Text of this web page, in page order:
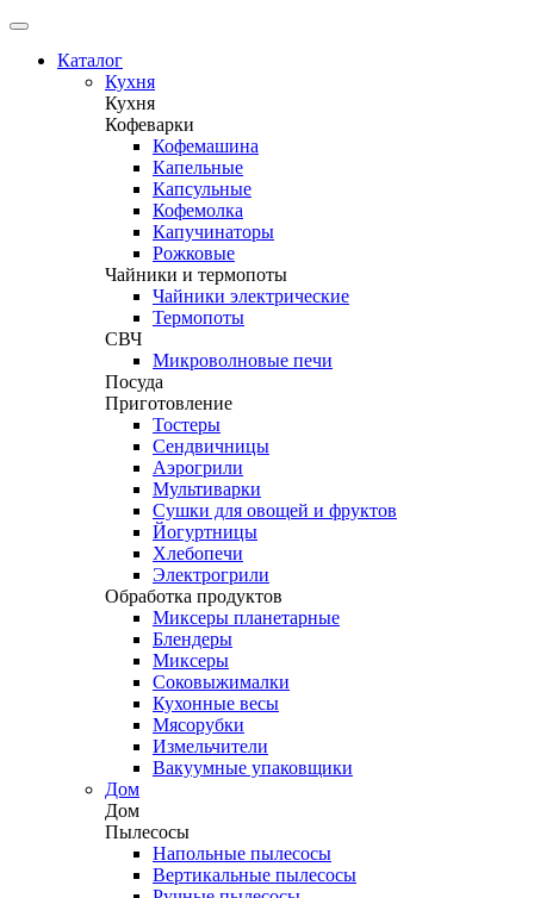
Каталог
Кухня
Кухня
Кофеварки
Кофемашина
Капельные
Капсульные
Кофемолка
Капучинаторы
Рожковые
Чайники и термопоты
Чайники электрические
Термопоты
СВЧ
Микроволновые печи
Посуда
Приготовление
Тостеры
Сендвичницы
Аэрогрили
Мультиварки
Сушки для овощей и фруктов
Йогуртницы
Хлебопечи
Электрогрили
Обработка продуктов
Миксеры планетарные
Блендеры
Миксеры
Соковыжималки
Кухонные весы
Мясорубки
Измельчители
Вакуумные упаковщики
Дом
Дом
Пылесосы
Напольные пылесосы
Вертикальные пылесосы